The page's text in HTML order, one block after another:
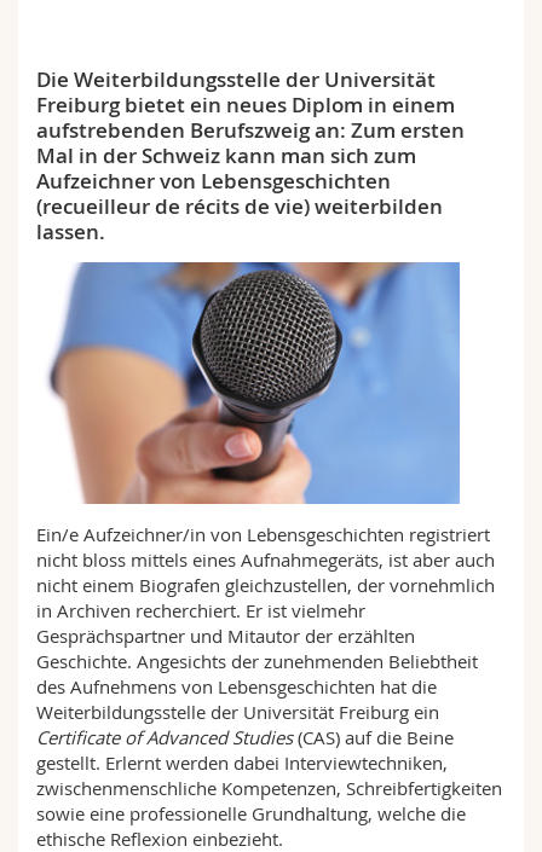
Interfakultär
Doktorierende
Vorlesungsverzeichnis
MyUnifr
Die Weiterbildungsstelle der Universität
Freiburg bietet ein neues Diplom in einem
aufstrebenden Berufszweig an: Zum ersten
Mal in der Schweiz kann man sich zum
Aufzeichner von Lebensgeschichten
(recueilleur de récits de vie) weiterbilden
lassen.
Ein/e Aufzeichner/in von Lebensgeschichten registriert
nicht bloss mittels eines Aufnahmegeräts, ist aber auch
nicht einem Biografen gleichzustellen, der vornehmlich
in Archiven recherchiert. Er ist vielmehr
Gesprächspartner und Mitautor der erzählten
Geschichte. Angesichts der zunehmenden Beliebtheit
des Aufnehmens von Lebensgeschichten hat die
Weiterbildungsstelle der Universität Freiburg ein
Certificate of Advanced Studies(CAS) auf die Beine
gestellt. Erlernt werden dabei Interviewtechniken,
zwischenmenschliche Kompetenzen, Schreibfertigkeiten
sowie eine professionelle Grundhaltung, welche die
ethische Reflexion einbezieht.